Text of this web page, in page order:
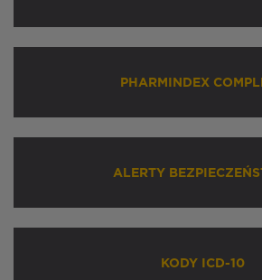
PHARMINDEX
ALERTY
KODY ICD-10